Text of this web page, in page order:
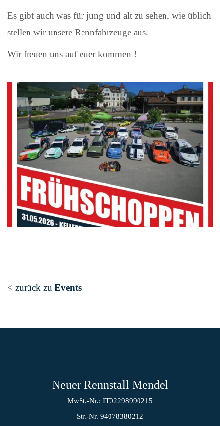
Es gibt auch was für jung und alt zu sehen, wie üblich
stellen wir unsere Rennfahrzeuge aus.
Wir freuen uns auf euer kommen !
< zurück zu Events
Neuer Rennstall Mendel
MwSt.-Nr.: IT02298990215
Str.-Nr. 94078380212